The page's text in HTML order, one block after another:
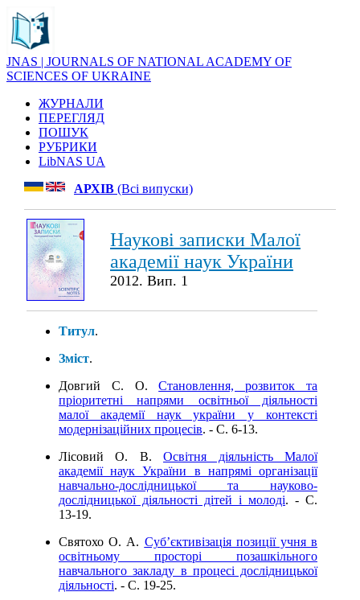
JNAS | JOURNALS OF NATIONAL ACADEMY OF
SCIENCES OF UKRAINE
ЖУРНАЛИ
ПЕРЕГЛЯД
ПОШУК
РУБРИКИ
LibNAS UA
АРХІВ (Всі випуски)
Наукові записки Малої
академії наук України
2012. Вип. 1
Титул.
Зміст.
Довгий С. О.Становлення, розвиток та
пріоритетні напрями освітньої діяльності
малої академії наук україни у контексті
модернізаційних процесів. - C. 6-13.
Лісовий О. В.Освітня діяльність Малої
академії наук України в напрямі організації
навчально-дослідницької та науково-
дослідницької діяльності дітей і молоді. - C.
13-19.
Святохо О. А. Суб’єктивізація позиції учня в
освітньому просторі позашкільного
навчального закладу в процесі дослідницької
діяльності. - C. 19-25.